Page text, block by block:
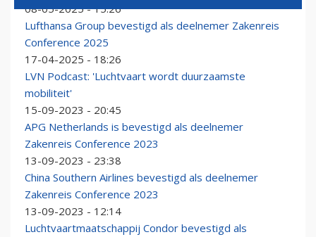
08-05-2025 - 15:26
Lufthansa Group bevestigd als deelnemer Zakenreis
Conference 2025
17-04-2025 - 18:26
LVN Podcast: 'Luchtvaart wordt duurzaamste
mobiliteit'
15-09-2023 - 20:45
APG Netherlands is bevestigd als deelnemer
Zakenreis Conference 2023
13-09-2023 - 23:38
China Southern Airlines bevestigd als deelnemer
Zakenreis Conference 2023
13-09-2023 - 12:14
Luchtvaartmaatschappij Condor bevestigd als